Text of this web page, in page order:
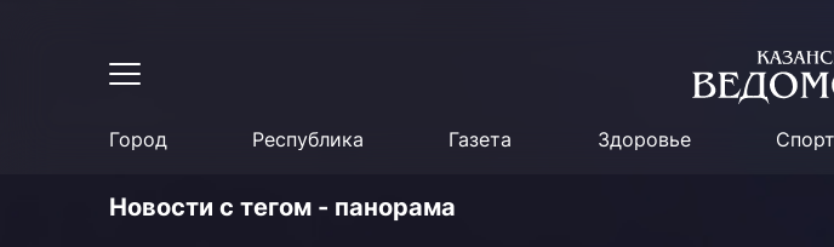
Город Республика Газета Здоровье Спорт
Новости с тегом - панорама